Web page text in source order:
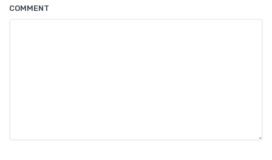
COMMENT